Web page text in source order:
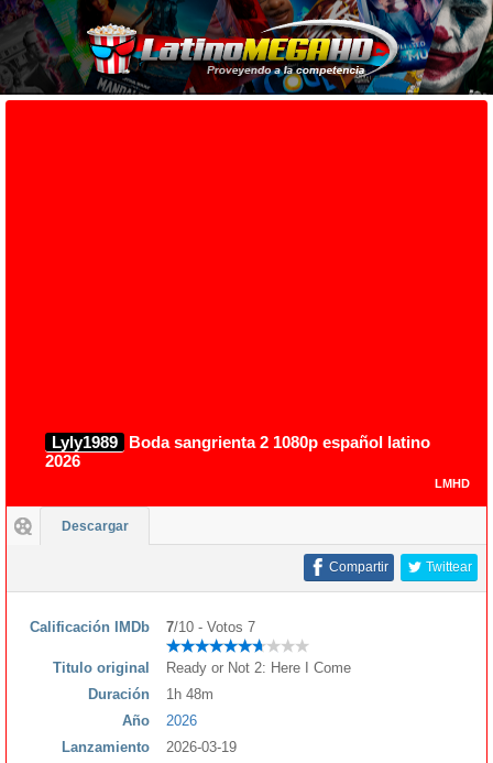
Lyly1989
Boda sangrienta 2 1080p español latino
2026
LMHD
Descargar
Twittear
Compartir
Calificación IMDb 7/10 - Votos 7
Titulo original
Ready or Not 2: Here I Come
Duración
1h 48m
Año
2026
Lanzamiento
2026-03-19